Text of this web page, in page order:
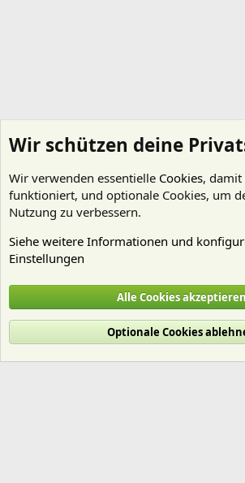
Cookies
Deutsch (Du)
Nutzungsbedingungen
Datenschutz Hilfe
R
Wir schützen deine
Wir verwenden essentielle Cookies, damit
funktioniert, und optionale Cookies, um
Nutzung zu verbessern.
Siehe weitere Informationen und
Einstellungen
Alle Cookies akzeptieren
Optionale Cookies